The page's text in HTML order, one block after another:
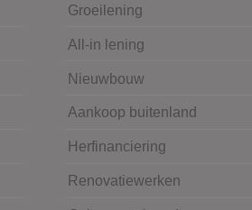
Groeilening
All-in lening
Nieuwbouw
Aankoop buitenland
Herfinanciering
Renovatiewerken